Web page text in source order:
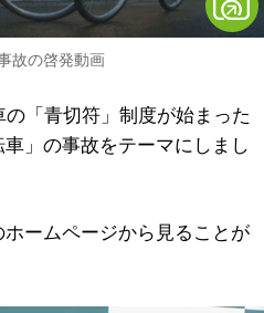
故の啓発動画
「青切符」制度が始まった
」の事故をテーマにしまし
ームページから見ることが